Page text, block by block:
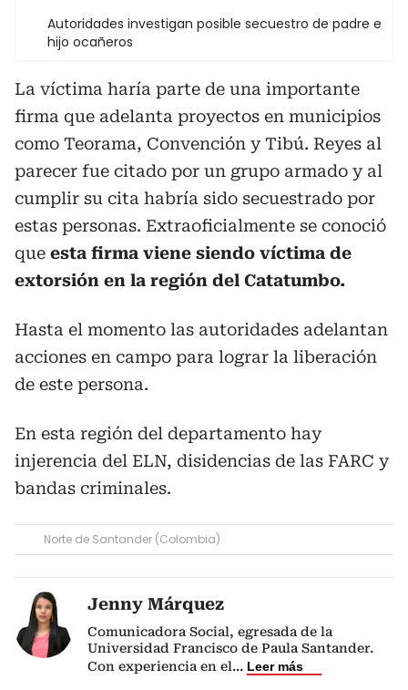
Autoridades investigan posible secuestro de padre e
hijo ocañeros
La víctima haría parte de una importante
firma que adelanta proyectos en municipios
como Teorama, Convención y Tibú. Reyes al
parecer fue citado por un grupo armado y al
cumplir su cita habría sido secuestrado por
estas personas. Extraoficialmente se conoció
que esta firma viene siendo víctima de
extorsión en la región del Catatumbo.
Hasta el momento las autoridades adelantan
acciones en campo para lograr la liberación
de este persona.
En esta región del departamento hay
injerencia del ELN, disidencias de las FARC y
bandas criminales.
Norte de Santander (Colombia)
Jenny Márquez
Comunicadora Social, egresada de la
Universidad Francisco de Paula Santander.
Con experiencia en el... Leer más